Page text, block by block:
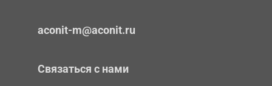
aconit-m@aconit.ru
Связаться с нами